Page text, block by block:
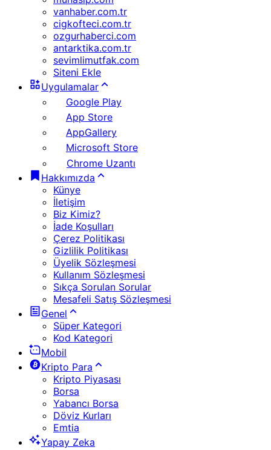
vanhaber.com.tr
cigkofteci.com.tr
ozgurhaberci.com
antarktika.com.tr
sevimlimutfak.com
Siteni Ekle
Uygulamalar
Google Play
App Store
AppGallery
Microsoft Store
Chrome Uzantı
Hakkımızda
Künye
İletişim
Biz Kimiz?
İade Koşulları
Çerez Politikası
Gizlilik Politikası
Üyelik Sözleşmesi
Kullanım Sözleşmesi
Sıkça Sorulan Sorular
Mesafeli Satış Sözleşmesi
Genel
Süper Kategori
Kod Kategori
Mobil
Kripto Para
Kripto Piyasası
Borsa
Yabancı Borsa
Döviz Kurları
Emtia
Yapay Zeka